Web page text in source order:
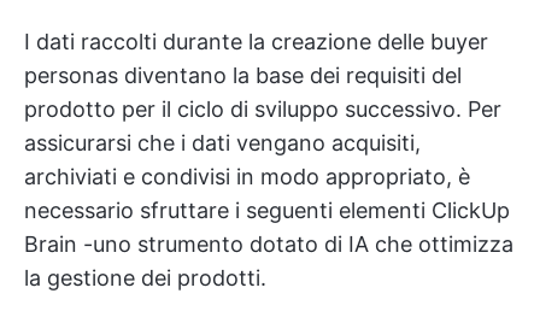
I dati raccolti durante la creazione delle buyer
personas diventano la base dei requisiti del
prodotto per il ciclo di sviluppo successivo. Per
assicurarsi che i dati vengano acquisiti,
archiviati e condivisi in modo appropriato, è
necessario sfruttare i seguenti elementi ClickUp
Brain -uno strumento dotato di IA che ottimizza
la gestione dei prodotti.